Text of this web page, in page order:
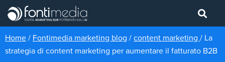
Home / Fontimedia marketing blog / content marketing / La
strategia di content marketing per aumentare il fatturato B2B